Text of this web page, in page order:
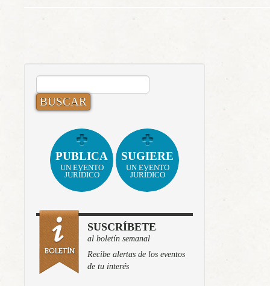
BUSCAR:
PUBLICA
UN EVENTO
JURÍDICO
SUGIERE
UN EVENTO
JURÍDICO
SUSCRÍBETE
al boletín semanal
Recibe alertas de los eventos
de tu interés